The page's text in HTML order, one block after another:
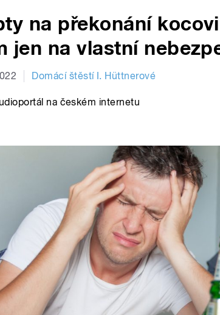
na překonání
jen na vlastní
Domácí štěstí I. Hüttnerové
na českém internetu